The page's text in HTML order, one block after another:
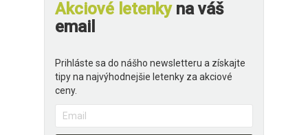
Akciové letenkyna váš
email
Prihláste sa do nášho newsletteru a získajte
tipy na najvýhodnejšie letenky za akciové
ceny.